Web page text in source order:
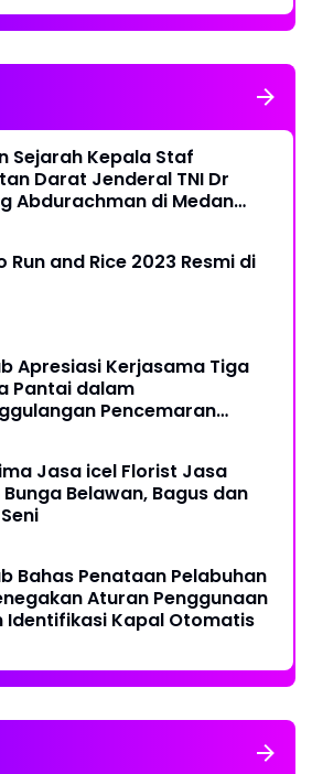
Sejarah Kepala Staf
Darat Jenderal TNI Dr
Abdurachman di Medan
Run and Rice 2023 Resmi di
Apresiasi Kerjasama Tiga
Pantai dalam
Pencemaran
Jasa icel Florist Jasa
Belawan, Bagus dan
Bahas Penataan Pelabuhan
Aturan Penggunaan
Identifikasi Kapal Otomatis